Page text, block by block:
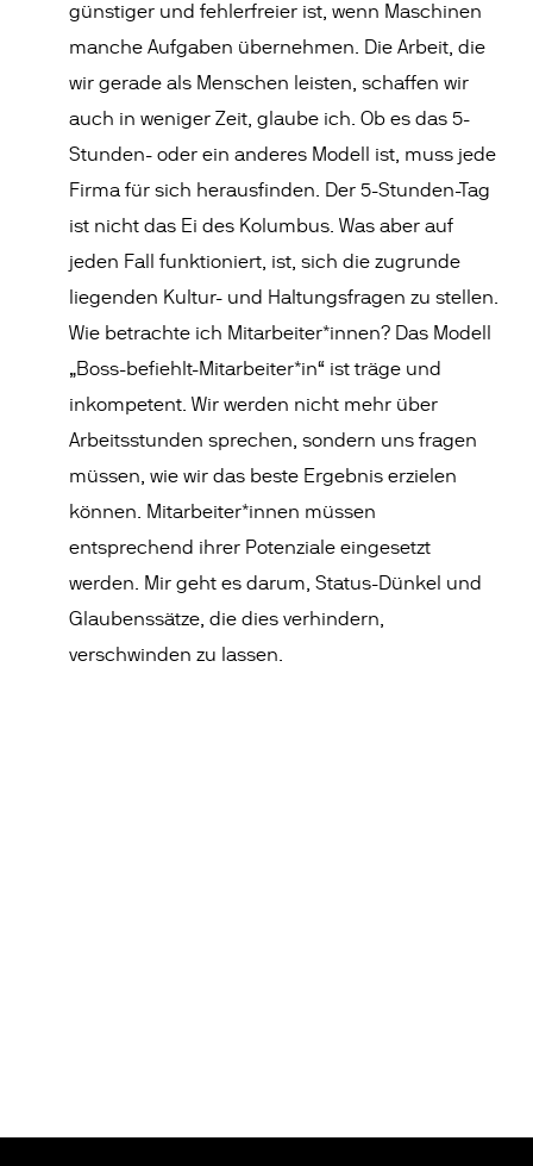
günstiger und fehlerfreier ist, wenn Maschinen
manche Aufgaben übernehmen. Die Arbeit, die
wir gerade als Menschen leisten, schaffen wir
auch in weniger Zeit, glaube ich. Ob es das 5-
Stunden- oder ein anderes Modell ist, muss jede
Firma für sich herausfinden. Der 5-Stunden-Tag
ist nicht das Ei des Kolumbus. Was aber auf
jeden Fall funktioniert, ist, sich die zugrunde
liegenden Kultur- und Haltungsfragen zu stellen.
Wie betrachte ich Mitarbeiter*innen? Das Modell
„Boss-befiehlt-Mitarbeiter*in“ ist träge und
inkompetent. Wir werden nicht mehr über
Arbeitsstunden sprechen, sondern uns fragen
müssen, wie wir das beste Ergebnis erzielen
können. Mitarbeiter*innen müssen
entsprechend ihrer Potenziale eingesetzt
werden. Mir geht es darum, Status-Dünkel und
Glaubenssätze, die dies verhindern,
verschwinden zu lassen.